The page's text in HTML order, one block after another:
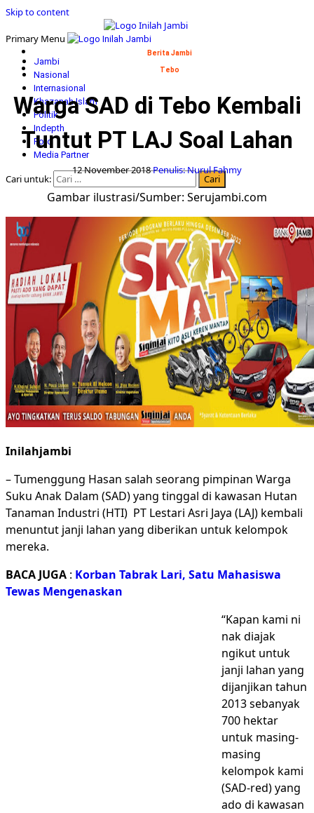
Skip to content
Primary Menu
Jambi
Nasional
Internasional
Khazanah Islam
Politik
Indepth
Foto
Media Partner
Cari untuk:
Berita Jambi
Tebo
Warga SAD di Tebo Kembali
Tuntut PT LAJ Soal Lahan
12 November 2018Penulis: Nurul Fahmy
Gambar ilustrasi/Sumber: Serujambi.com
Inilahjambi
– Tumenggung Hasan salah seorang pimpinan Warga
Suku Anak Dalam (SAD) yang tinggal di kawasan Hutan
Tanaman Industri (HTI) PT Lestari Asri Jaya (LAJ) kembali
menuntut janji lahan yang diberikan untuk kelompok
mereka.
BACA JUGA : Korban Tabrak Lari, Satu Mahasiswa
Tewas Mengenaskan
“Kapan kami ni
nak diajak
ngikut untuk
janji lahan yang
dijanjikan tahun
2013 sebanyak
700 hektar
untuk masing-
masing
kelompok kami
(SAD-red) yang
ado di kawasan